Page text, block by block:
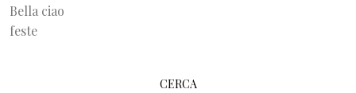
Bella ciao
feste
CERCA